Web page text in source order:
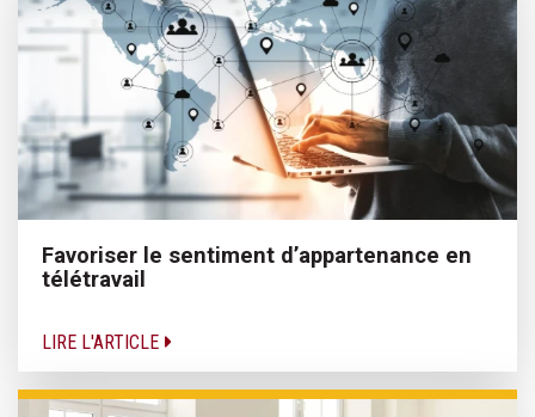
Favoriser le sentiment d’appartenance en
télétravail
LIRE L'ARTICLE